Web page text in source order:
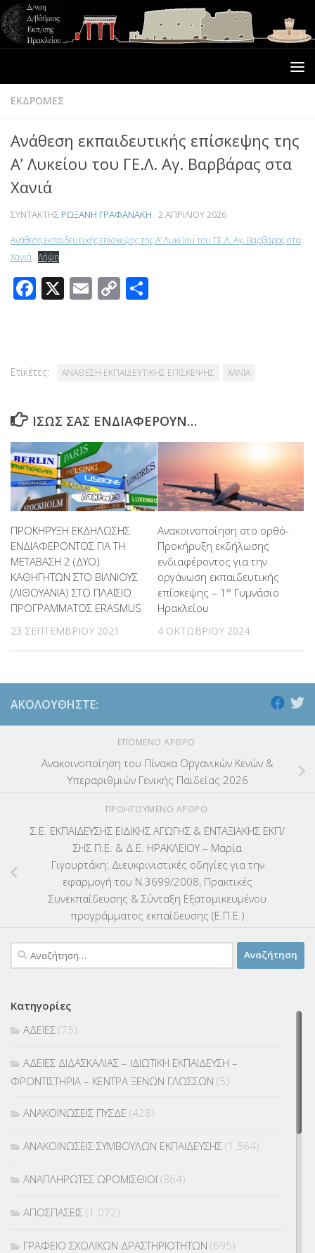
ΕΚΔΡΟΜΕΣ
Ανάθεση εκπαιδευτικής επίσκεψης της
Α’ Λυκείου του ΓΕ.Λ. Αγ. Βαρβάρας στα
Χανιά
ΣΥΝΤΆΚΤΗΣ ΡΩΞΆΝΗ ΓΡΑΦΑΝΆΚΗ · 2 ΑΠΡΙΛΊΟΥ 2026
Ανάθεση εκπαιδευτικής επίσκεψης της Α’ Λυκείου του ΓΕ.Λ. Αγ. Βαρβάρας στα
Χανιά Λήψη
Facebook
X Email
Copy
Ετικέτες: ΑΝΑΘΕΣΗ ΕΚΠΑΙΔΕΥΤΙΚΗΣ ΕΠΙΣΚΕΨΗΣ ΧΑΝΙΑ
ΊΣΩΣ ΣΑΣ ΕΝΔΙΑΦΈΡΟΥΝ…
ΠΡΟΚΗΡΥΞΗ ΕΚΔΗΛΩΣΗΣ
ΕΝΔΙΑΦΕΡΟΝΤΟΣ ΓΙΑ ΤΗ
MΕΤΑΒΑΣΗ 2 (ΔΥΟ)
ΚΑΘΗΓΗΤΩΝ ΣΤΟ ΒΙΛΝΙΟΥΣ
(ΛΙΘΟΥΑΝΙΑ) ΣΤΟ ΠΛΑΙΣΙΟ
ΠΡΟΓΡΑΜΜΑΤΟΣ ERASMUS
23 ΣΕΠΤΕΜΒΡΊΟΥ 2021
Ανακοινοποίηση στο ορθό-
Προκήρυξη εκδήλωσης
ενδιαφέροντος για την
οργάνωση εκπαιδευτικής
επίσκεψης – 1° Γυμνάσιο
Ηρακλείου
4 ΟΚΤΩΒΡΊΟΥ 2024
ΑΚΟΛΟΥΘΉΣΤΕ:
ΕΠΌΜΕΝΟ ΆΡΘΡΟ
Ανακοινοποίηση του Πίνακα Οργανικών Κενών &
Υπεραριθμιών Γενικής Παιδείας 2026
ΠΡΟΗΓΟΎΜΕΝΟ ΆΡΘΡΟ
Σ.Ε. ΕΚΠΑΙΔΕΥΣΗΣ ΕΙΔΙΚΗΣ ΑΓΩΓΗΣ & ΕΝΤΑΞΙΑΚΗΣ ΕΚΠ/
ΣΗΣ Π.Ε. & Δ.Ε. ΗΡΑΚΛΕΙΟΥ – Μαρία
Γιγουρτάκη: Διευκρινιστικές οδηγίες για την
εφαρμογή του Ν.3699/2008, Πρακτικές
Συνεκπαίδευσης & Σύνταξη Εξατομικευμένου
προγράμματος εκπαίδευσης (Ε.Π.Ε.)
Αναζήτηση
για:
Κατηγορίες
ΑΔΕΙΕΣ (75)
ΑΔΕΙΕΣ ΔΙΔΑΣΚΑΛΙΑΣ – ΙΔΙΩΤΙΚΗ ΕΚΠΑΙΔΕΥΣΗ –
ΦΡΟΝΤΙΣΤΗΡΙΑ – ΚΕΝΤΡΑ ΞΕΝΩΝ ΓΛΩΣΣΩΝ (5)
ΑΝΑΚΟΙΝΩΣΕΙΣ ΠΥΣΔΕ (428)
ΑΝΑΚΟΙΝΩΣΕΙΣ ΣΥΜΒΟΥΛΩΝ ΕΚΠΑΙΔΕΥΣΗΣ (1.564)
ΑΝΑΠΛΗΡΩΤΕΣ ΩΡΟΜΙΣΘΙΟΙ (864)
ΑΠΟΣΠΑΣΕΙΣ (1.072)
ΓΡΑΦΕΙΟ ΣΧΟΛΙΚΩΝ ΔΡΑΣΤΗΡΙΟΤΗΤΩΝ (695)